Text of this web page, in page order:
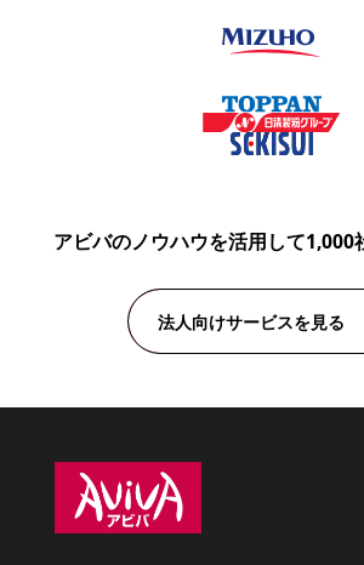
アビバのノウハウを活用して1,000
法人向けサービスを見る